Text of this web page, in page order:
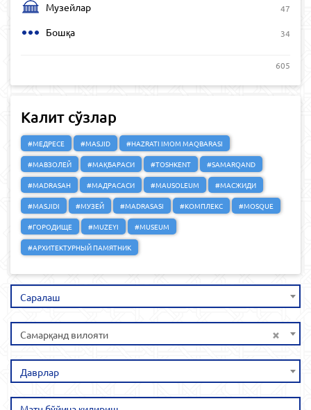
Музейлар 47
Бошқа 34
605
Калит сўзлар
#МЕДРЕСЕ #MASJID
#HAZRATI IMOM MAQBARASI
#МАВЗОЛЕЙ
#МАҚБАРАСИ #TOSHKENT
#SAMARQAND
#MADRASAH
#МАДРАСАСИ #MAUSOLEUM
#МАСЖИДИ
#MASJIDI
#МУЗЕЙ #MADRASASI #КОМПЛЕКС
#MOSQUE
#ГОРОДИЩЕ
#MUZEYI
#MUSEUM
#АРХИТЕКТУРНЫЙ ПАМЯТНИК
Саралаш
×
Самарқанд вилояти
Даврлар